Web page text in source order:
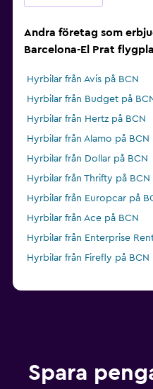
Andra företag som
Barcelona-El Prat
Hyrbilar från Avis på BCN
Hyrbilar från Budget på
Hyrbilar från Hertz på BCN
Hyrbilar från Alamo på BCN
Hyrbilar från Dollar på BCN
Hyrbilar från Thrifty på BCN
Hyrbilar från Europcar på
Hyrbilar från Ace på BCN
Hyrbilar från Enterprise
Hyrbilar från Firefly på BCN
Spara